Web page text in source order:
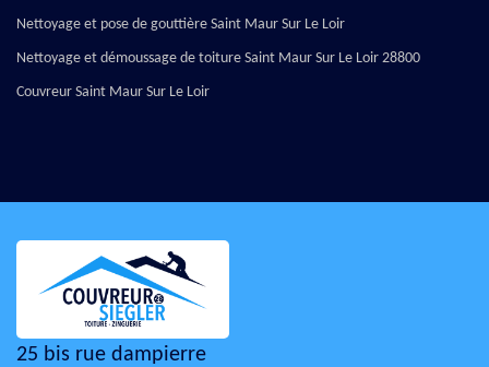
Nettoyage et pose de gouttière Saint Maur Sur Le Loir
Nettoyage et démoussage de toiture Saint Maur Sur Le Loir 28800
Couvreur Saint Maur Sur Le Loir
25 bis rue dampierre